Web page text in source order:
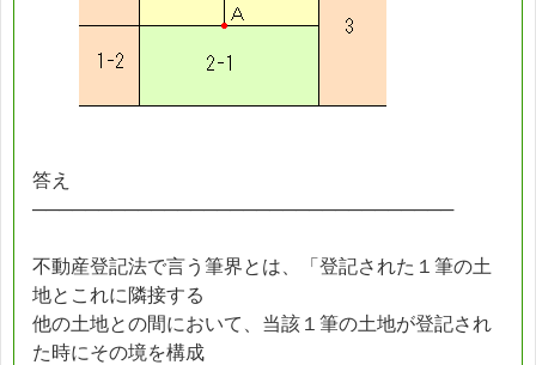
答え
────────────────────────────────
不動産登記法で言う筆界とは、「登記された１筆の土
地とこれに隣接する
他の土地との間において、当該１筆の土地が登記され
た時にその境を構成